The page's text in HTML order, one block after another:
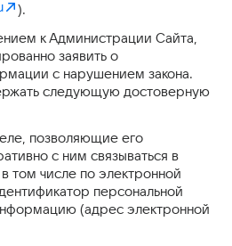
).
к Администрации Сайта,
заявить о
с нарушением закона.
следующую достоверную
позволяющие его
с ним связываться в
том числе по электронной
персональной
(адрес электронной